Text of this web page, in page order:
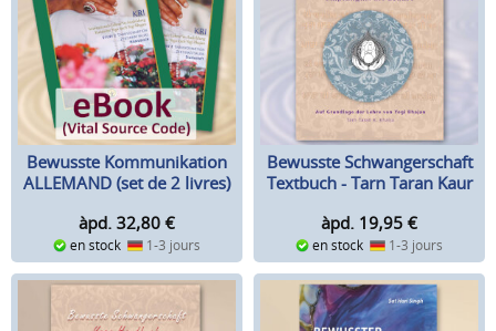
Bewusste Kommunikation
ALLEMAND (set de 2 livres)
àpd. 32,80 €
en stock 1-3 jours
Bewusste Schwangerschaft
Textbuch - Tarn Taran Kaur
àpd. 19,95 €
en stock 1-3 jours